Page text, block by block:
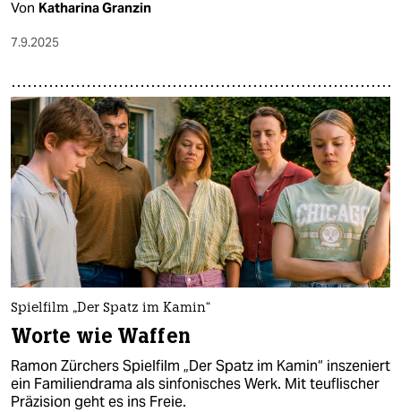
Von Katharina Granzin
7.9.2025
Spielfilm „Der Spatz im Kamin“
Worte wie Waffen
Ramon Zürchers Spielfilm „Der Spatz im Kamin“ inszeniert
ein Familiendrama als sinfonisches Werk. Mit teuflischer
Präzision geht es ins Freie.